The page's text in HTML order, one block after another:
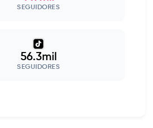
SEGUIDORES
56.3mil
SEGUIDORES